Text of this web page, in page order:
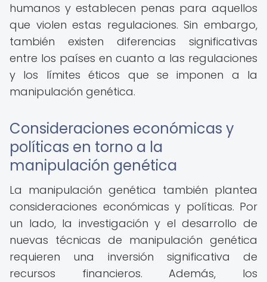
humanos y establecen penas para aquellos
que violen estas regulaciones. Sin embargo,
también existen diferencias significativas
entre los países en cuanto a las regulaciones
y los límites éticos que se imponen a la
manipulación genética.
Consideraciones económicas y
políticas en torno a la
manipulación genética
La manipulación genética también plantea
consideraciones económicas y políticas. Por
un lado, la investigación y el desarrollo de
nuevas técnicas de manipulación genética
requieren una inversión significativa de
recursos financieros. Además, los